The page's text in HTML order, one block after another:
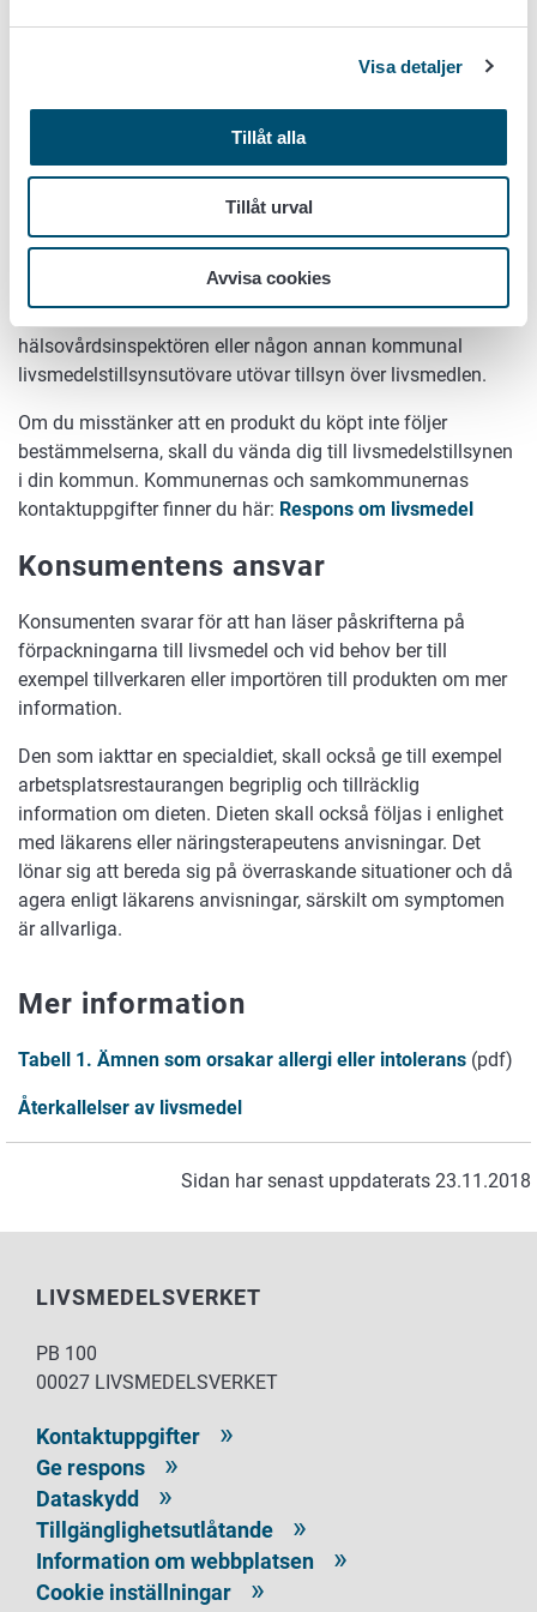
Visa detaljer
Tillåt alla
Tillåt urval
Avvisa cookies
Livsmedelstillsynen övervakar att återkallandet genomförs.
Livsmedelsverket informerar också om återkallandet på sin
Livsmedelstillsynsmyndigheternas
ansvar
Livsmedelstillsynen har som uppgift att säkerställa att
egenkontroll. I varje kommun eller samkommun finns en
hälsovårdsinspektören eller någon annan kommunal
livsmedelstillsynsutövare utövar tillsyn över livsmedlen.
Om du misstänker att en produkt du köpt inte följer
bestämmelserna, skall du vända dig till livsmedelstillsynen
i din kommun. Kommunernas och samkommunernas
kontaktuppgifter finner du här: Respons om livsmedel
Konsumentens ansvar
Konsumenten svarar för att han läser påskrifterna på
förpackningarna till livsmedel och vid behov ber till
exempel tillverkaren eller importören till produkten om mer
information.
Den som iakttar en specialdiet, skall också ge till exempel
arbetsplatsrestaurangen begriplig och tillräcklig
information om dieten. Dieten skall också följas i enlighet
med läkarens eller näringsterapeutens anvisningar. Det
lönar sig att bereda sig på överraskande situationer och då
agera enligt läkarens anvisningar, särskilt om symptomen
är allvarliga.
Mer information
Tabell 1. Ämnen som orsakar allergi eller intolerans (pdf)
Återkallelser av livsmedel
Sidan har senast uppdaterats 23.11.2018
LIVSMEDELSVERKET
PB 100
00027 LIVSMEDELSVERKET
Kontaktuppgifter
Ge respons
Dataskydd
Tillgänglighetsutlåtande
Information om webbplatsen
Cookie inställningar